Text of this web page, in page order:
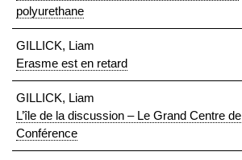
polyurethane
GILLICK, Liam
Erasme est en retard
GILLICK, Liam
L’île de la discussion – Le Grand Centre de
Conférence